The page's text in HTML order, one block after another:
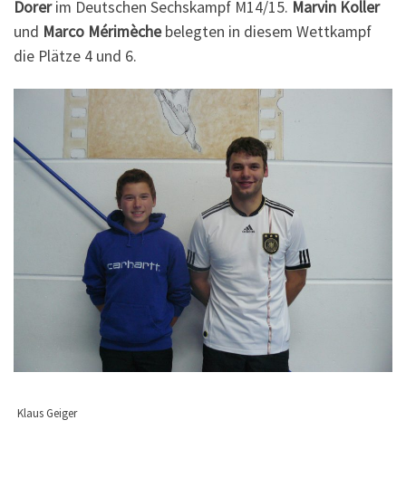
Dorerim Deutschen Sechskampf M14/15. Marvin Koller
und Marco Mérimèchebelegten in diesem Wettkampf
die Plätze 4 und 6.
Klaus Geiger